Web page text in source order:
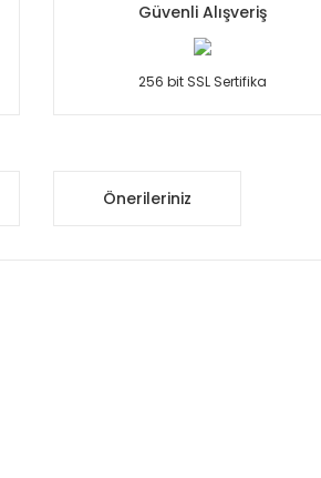
Güvenli Alışveriş
256 bit SSL Sertifika
Önerileriniz